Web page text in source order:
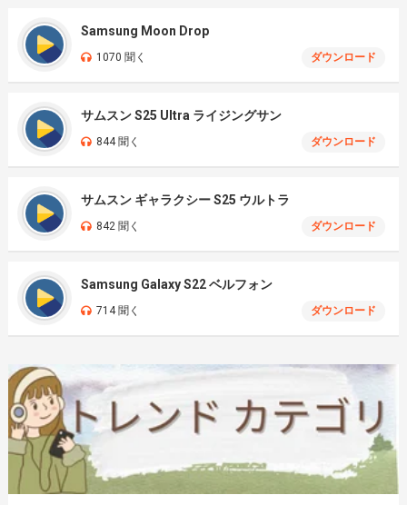
Samsung Moon Drop
1070 聞く ダウンロード
サムスン S25 Ultra ライジングサン
844 聞く ダウンロード
サムスン ギャラクシー S25 ウルトラ
842 聞く ダウンロード
Samsung Galaxy S22 ベルフォン
714 聞く ダウンロード